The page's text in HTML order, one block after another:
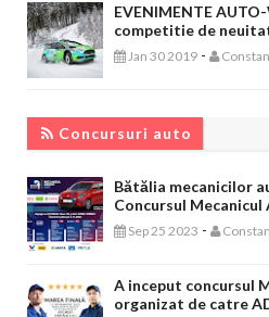
EVENIMENTE
competitie de
Jan 30 2019 -
Concursuri auto
Bătălia mecanicilor
Concursul Mecanicul
Sep 25 2023 -
A inceput concursul
organizat de catre